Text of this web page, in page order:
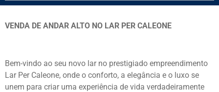
VENDA DE ANDAR ALTO NO LAR PER CALEONE
Bem-vindo ao seu novo lar no prestigiado empreendimento
Lar Per Caleone, onde o conforto, a elegância e o luxo se
unem para criar uma experiência de vida verdadeiramente